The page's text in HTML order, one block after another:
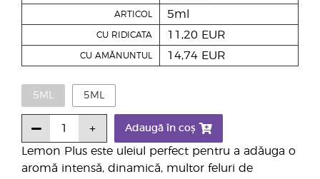
Lemon Plus este uleiul perfect pentru a adăuga o
aromă intensă, dinamică, multor feluri de
ARTICOL 5ml
CU RIDICATA 11,20 EUR
CU AMĂNUNTUL 14,74 EUR
5ML 5ML
Adaugă în coș